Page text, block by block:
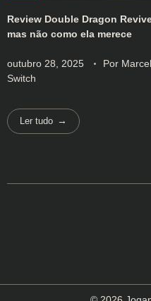
Review Double Dragon
mas não como ela merece
outubro 28, 2025 Por
Switch
Ler tudo